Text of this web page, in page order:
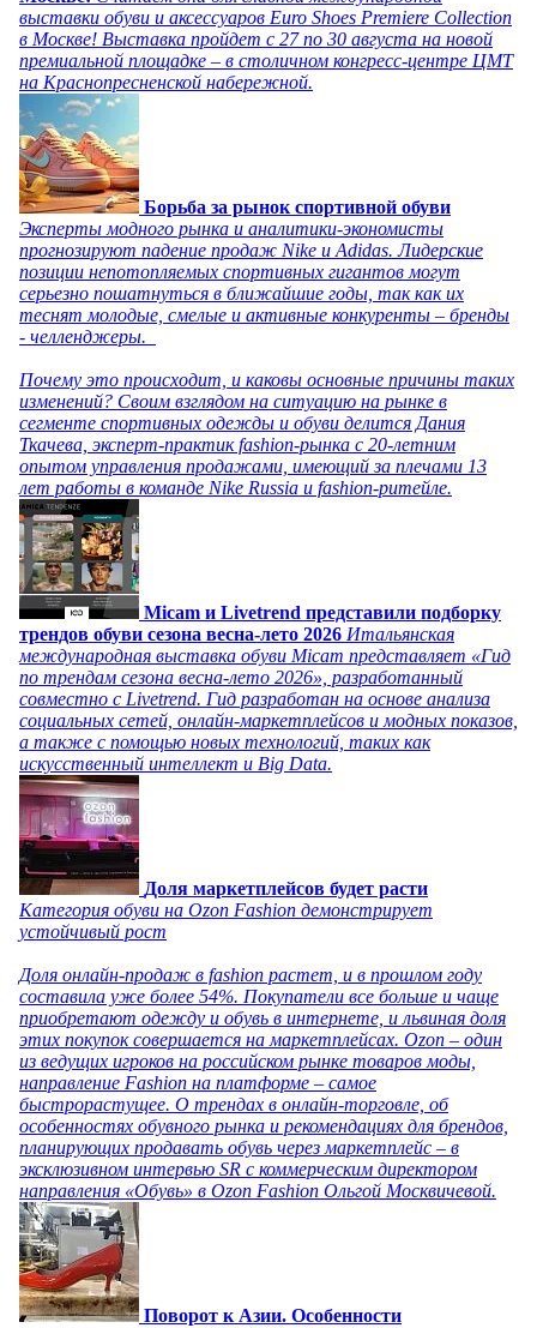
выставки обуви и аксессуаров Euro Shoes Premiere Collection
в Москве! Выставка пройдет с 27 по 30 августа на новой
премиальной площадке – в столичном конгресс-центре ЦМТ
на Краснопресненской набережной.
Борьба за рынок спортивной обуви
Эксперты модного рынка и аналитики-экономисты
прогнозируют падение продаж Nike и Adidas. Лидерские
позиции непотопляемых спортивных гигантов могут
серьезно пошатнуться в ближайшие годы, так как их
теснят молодые, смелые и активные конкуренты – бренды
- челленджеры.
Почему это происходит, и каковы основные причины таких
изменений? Своим взглядом на ситуацию на рынке в
сегменте спортивных одежды и обуви делится Дания
Ткачева, эксперт-практик fashion-рынка с 20-летним
опытом управления продажами, имеющий за плечами 13
лет работы в команде Nike Russia и fashion-ритейле.
Micam и Livetrend представили подборку
трендов обуви сезона весна-лето 2026 Итальянская
международная выставка обуви Micam представляет «Гид
по трендам сезона весна-лето 2026», разработанный
совместно с Livetrend. Гид разработан на основе анализа
социальных сетей, онлайн-маркетплейсов и модных показов,
а также с помощью новых технологий, таких как
искусственный интеллект и Big Data.
Доля маркетплейсов будет расти
Категория обуви на Ozon Fashion демонстрирует
устойчивый рост
Доля онлайн-продаж в fashion растет, и в прошлом году
составила уже более 54%. Покупатели все больше и чаще
приобретают одежду и обувь в интернете, и львиная доля
этих покупок совершается на маркетплейсах. Ozon – один
из ведущих игроков на российском рынке товаров моды,
направление Fashion на платформе – самое
быстрорастущее. О трендах в онлайн-торговле, об
особенностях обувного рынка и рекомендациях для брендов,
планирующих продавать обувь через маркетплейс – в
эксклюзивном интервью SR с коммерческим директором
направления «Обувь» в Ozon Fashion Ольгой Москвичевой.
Поворот к Азии. Особенности